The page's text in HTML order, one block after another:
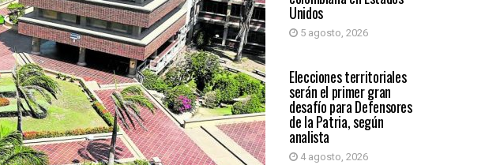
Unidos
5 agosto, 2026
PRIMER PLANO
Elecciones territoriales
serán el primer gran
desafío para Defensores
de la Patria, según
analista
4 agosto, 2026